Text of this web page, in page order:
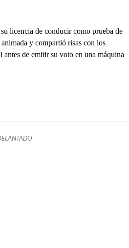
licencia de conducir como prueba de
y compartió risas con los
antes de emitir su voto en una máquina